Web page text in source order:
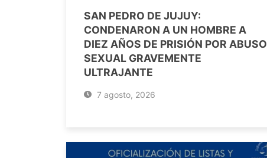
SAN PEDRO DE JUJUY:
CONDENARON A UN HOMBRE A
DIEZ AÑOS DE PRISIÓN POR ABUSO
SEXUAL GRAVEMENTE
ULTRAJANTE
7 agosto, 2026